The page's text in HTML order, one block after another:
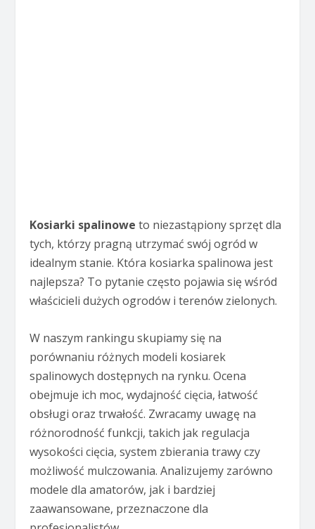
Kosiarki spalinowe to niezastąpiony sprzęt dla
tych, którzy pragną utrzymać swój ogród w
idealnym stanie. Która kosiarka spalinowa jest
najlepsza? To pytanie często pojawia się wśród
właścicieli dużych ogrodów i terenów zielonych.
W naszym rankingu skupiamy się na
porównaniu różnych modeli kosiarek
spalinowych dostępnych na rynku. Ocena
obejmuje ich moc, wydajność cięcia, łatwość
obsługi oraz trwałość. Zwracamy uwagę na
różnorodność funkcji, takich jak regulacja
wysokości cięcia, system zbierania trawy czy
możliwość mulczowania. Analizujemy zarówno
modele dla amatorów, jak i bardziej
zaawansowane, przeznaczone dla